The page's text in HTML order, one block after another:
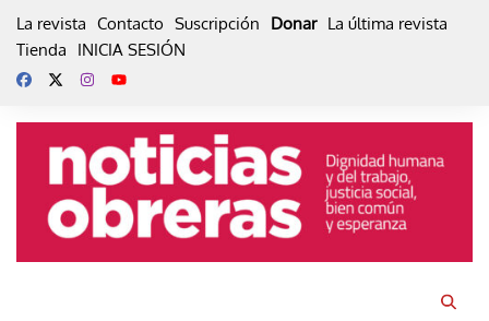
La revista Contacto Suscripción Donar La última revista
Tienda
INICIA SESIÓN